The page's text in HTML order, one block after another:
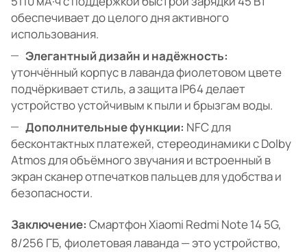
обеспечивает до целого дня активного
использования.
Элегантный дизайн и надёжность:
утончённый корпус в лаванда фиолетовом цвете
подчёркивает стиль, а защита IP64 делает
устройство устойчивым к пыли и брызгам воды.
Дополнительные функции: NFC для
бесконтактных платежей, стереодинамики с Dolby
Atmos для объёмного звучания и встроенный в
экран сканер отпечатков пальцев для удобства и
безопасности.
Заключение: Смартфон Xiaomi Redmi Note 14 5G,
8/256 ГБ, фиолетовая лаванда — это устройство,